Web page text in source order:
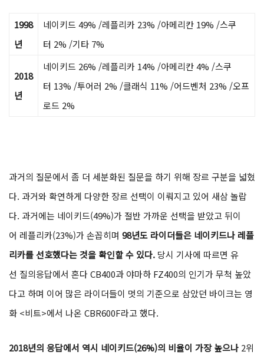
1998
년
네이키드 49% /레플리카 23% /아메리칸 19% /스쿠
터 2% /기타 7%
2018
년
네이키드 26% /레플리카 14% /아메리칸 4% /스쿠
터 13% /투어러 2% /클래식 11% /어드벤처 23% /오프
로드 2%
과거의 질문에서 좀 더 세분화된 질문을 하기 위해 장르 구분을 넓혔
다. 과거와 확연하게 다양한 장르 선택이 이뤄지고 있어 새삼 놀랍
다. 과거에는 네이키드(49%)가 절반 가까운 선택을 받았고 뒤이
어 레플리카(23%)가 손꼽히며 98년도 라이더들은 네이키드나 레플
리카를 선호했다는 것을 확인할 수 있다. 당시 기사에 따르면 유
선 질의응답에서 혼다 CB400과 야마하 FZ400의 인기가 무척 높았
다고 하며 이어 많은 라이더들이 멋의 기준으로 삼았던 바이크는 영
화 <비트>에서 나온 CBR600F라고 했다.
2018년의 응답에서 역시 네이키드(26%)의 비율이 가장 높으나 2위